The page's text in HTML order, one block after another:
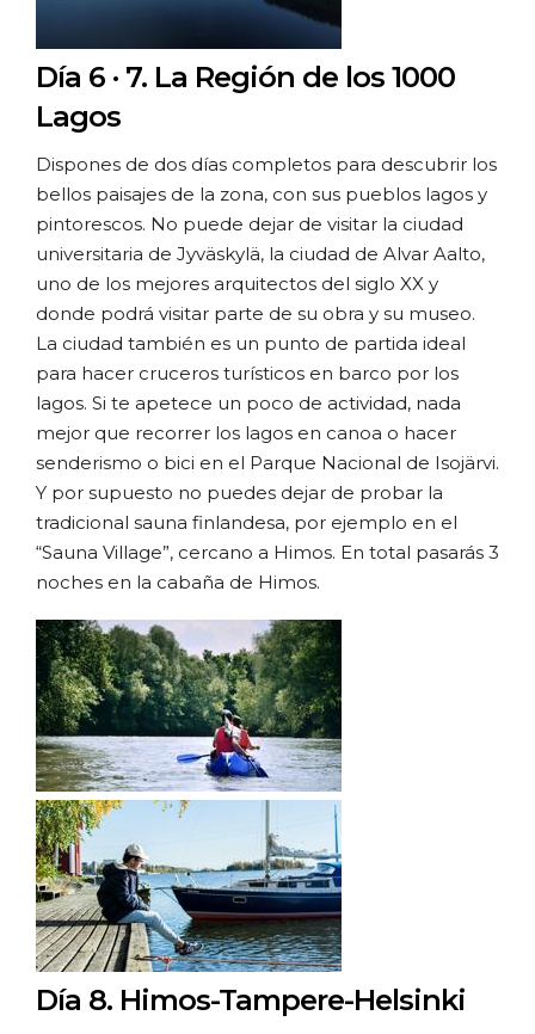
Día 6 · 7. La Región de los 1000
Lagos
Dispones de dos días completos para descubrir los
bellos paisajes de la zona, con sus pueblos lagos y
pintorescos. No puede dejar de visitar la ciudad
universitaria de Jyväskylä, la ciudad de Alvar Aalto,
uno de los mejores arquitectos del siglo XX y
donde podrá visitar parte de su obra y su museo.
La ciudad también es un punto de partida ideal
para hacer cruceros turísticos en barco por los
lagos. Si te apetece un poco de actividad, nada
mejor que recorrer los lagos en canoa o hacer
senderismo o bici en el Parque Nacional de Isojärvi.
Y por supuesto no puedes dejar de probar la
tradicional sauna finlandesa, por ejemplo en el
“Sauna Village”, cercano a Himos. En total pasarás 3
noches en la cabaña de Himos.
Día 8. Himos-Tampere-Helsinki